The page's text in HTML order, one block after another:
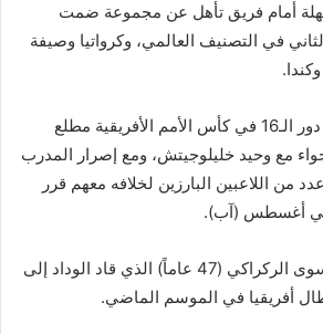
سهلة أمام فريق تأهل عن مجموعة ضمت
في التصنيف العالمي، وكرواتيا وصيفة
وبعد خروج المغرب من دور الـ16 في كأس الأمم الأفريقية مطلع
مع وحيد خليلوجيتش، ومع إصرار المدرب
من اللاعبين البارزين لخلافه معهم قرر
في أغسطس (آب).
ولم يكن أمام المغرب سوى الركراكي (47 عاماً) الذي قاد الوداد إلى
أفريقيا في الموسم الماضي.